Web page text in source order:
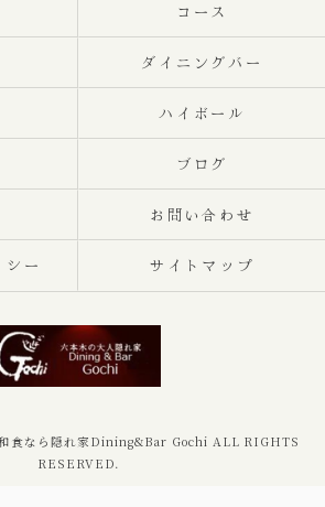
コース
ダイニングバー
ハイボール
ブログ
お問い合わせ
ー サイトマップ
食なら隠れ家Dining&Bar Gochi ALL RIGHTS
RESERVED.